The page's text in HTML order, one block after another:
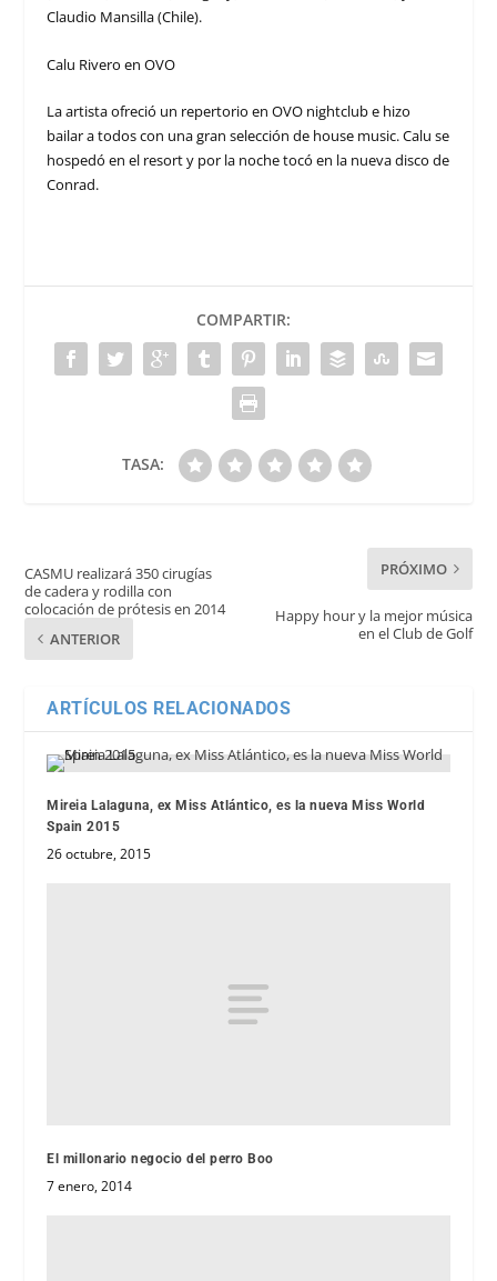
Claudio Mansilla (Chile).
Calu Rivero en OVO
La artista ofreció un repertorio en OVO nightclub e hizo
bailar a todos con una gran selección de house music. Calu se
hospedó en el resort y por la noche tocó en la nueva disco de
Conrad.
COMPARTIR:
TASA:
CASMU realizará 350 cirugías
de cadera y rodilla con
colocación de prótesis en 2014
ANTERIOR
PRÓXIMO
Happy hour y la mejor música
en el Club de Golf
ARTÍCULOS RELACIONADOS
Mireia Lalaguna, ex Miss Atlántico, es la nueva Miss World
Spain 2015
26 octubre, 2015
El millonario negocio del perro Boo
7 enero, 2014